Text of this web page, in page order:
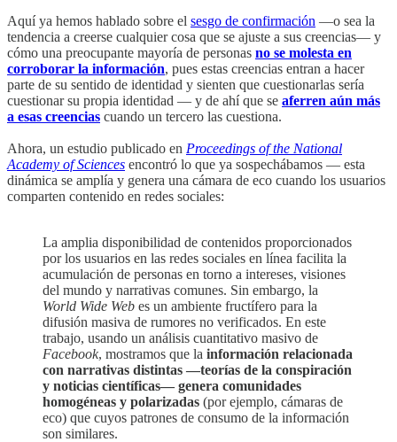
Aquí ya hemos hablado sobre el sesgo de confirmación —o sea la
tendencia a creerse cualquier cosa que se ajuste a sus creencias— y
cómo una preocupante mayoría de personas no se molesta en
corroborar la información, pues estas creencias entran a hacer
parte de su sentido de identidad y sienten que cuestionarlas sería
cuestionar su propia identidad — y de ahí que se aferren aún más
a esas creencias cuando un tercero las cuestiona.
Ahora, un estudio publicado en Proceedings of the National
Academy of Sciences encontró lo que ya sospechábamos — esta
dinámica se amplía y genera una cámara de eco cuando los usuarios
comparten contenido en redes sociales:
La amplia disponibilidad de contenidos proporcionados
por los usuarios en las redes sociales en línea facilita la
acumulación de personas en torno a intereses, visiones
del mundo y narrativas comunes. Sin embargo, la
World Wide Web es un ambiente fructífero para la
difusión masiva de rumores no verificados. En este
trabajo, usando un análisis cuantitativo masivo de
Facebook, mostramos que la información relacionada
con narrativas distintas —teorías de la conspiración
y noticias científicas— genera comunidades
homogéneas y polarizadas (por ejemplo, cámaras de
eco) que cuyos patrones de consumo de la información
son similares.